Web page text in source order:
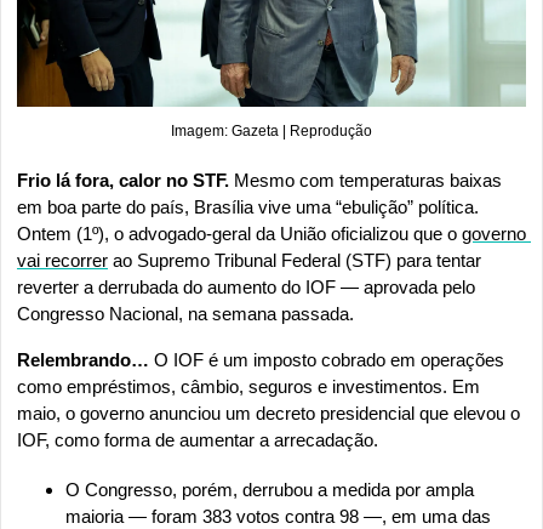
Imagem: Gazeta | Reprodução
Frio lá fora, calor no STF. Mesmo com temperaturas baixas
em boa parte do país, Brasília vive uma “ebulição” política.
Ontem (1º), o advogado-geral da União oficializou que o governo
vai recorrer ao Supremo Tribunal Federal (STF) para tentar
reverter a derrubada do aumento do IOF — aprovada pelo
Congresso Nacional, na semana passada.
Relembrando… O IOF é um imposto cobrado em operações
como empréstimos, câmbio, seguros e investimentos. Em
maio, o governo anunciou um decreto presidencial que elevou o
IOF, como forma de aumentar a arrecadação.
O Congresso, porém, derrubou a medida por ampla
maioria — foram 383 votos contra 98 —, em uma das